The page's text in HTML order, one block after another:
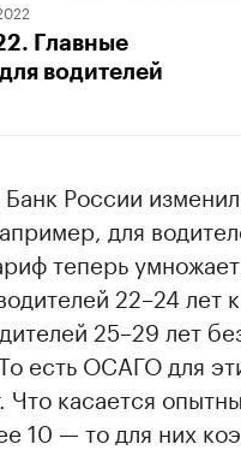
Главные
водителей
России
для
теперь
22–24 лет
25–29 лет
есть ОСАГО для
Что касается
10 — то для них